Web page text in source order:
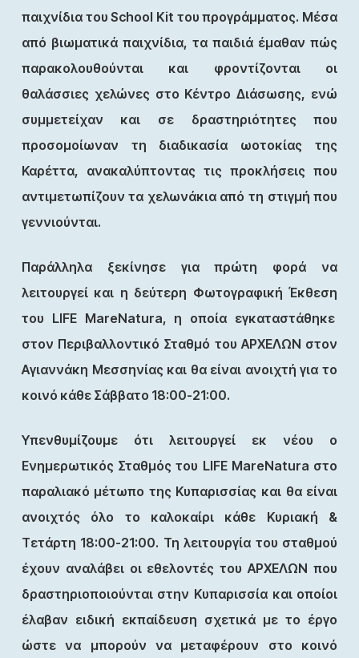
παιχνίδια του School Kit του προγράμματος. Μέσα
από βιωματικά παιχνίδια, τα παιδιά έμαθαν πώς
παρακολουθούνται και φροντίζονται οι
θαλάσσιες χελώνες στο Κέντρο Διάσωσης, ενώ
συμμετείχαν και σε δραστηριότητες που
προσομοίωναν τη διαδικασία ωοτοκίας της
Καρέττα, ανακαλύπτοντας τις προκλήσεις που
αντιμετωπίζουν τα χελωνάκια από τη στιγμή που
γεννιούνται.
Παράλληλα ξεκίνησε για πρώτη φορά να
λειτουργεί και η δεύτερη Φωτογραφική Έκθεση
του LIFE MareNatura, η οποία εγκαταστάθηκε
στον Περιβαλλοντικό Σταθμό του ΑΡΧΕΛΩΝ στον
Αγιαννάκη Μεσσηνίας και θα είναι ανοιχτή για το
κοινό κάθε Σάββατο 18:00-21:00.
Υπενθυμίζουμε ότι λειτουργεί εκ νέου ο
Ενημερωτικός Σταθμός του LIFE MareNatura στο
παραλιακό μέτωπο της Κυπαρισσίας και θα είναι
ανοιχτός όλο το καλοκαίρι κάθε Κυριακή &
Τετάρτη 18:00-21:00. Τη λειτουργία του σταθμού
έχουν αναλάβει οι εθελοντές του ΑΡΧΕΛΩΝ που
δραστηριοποιούνται στην Κυπαρισσία και οποίοι
έλαβαν ειδική εκπαίδευση σχετικά με το έργο
ώστε να μπορούν να μεταφέρουν στο κοινό